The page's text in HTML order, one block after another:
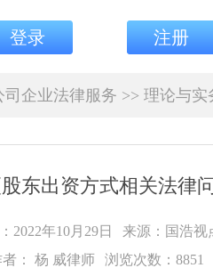
登录 注册
司企业法律服务 >> 理论与实
东出资方式相关法律
2022年10月29日
来源：国浩
者： 杨 威律师
浏览次数：8851